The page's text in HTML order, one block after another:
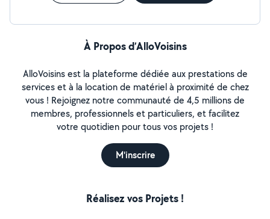
À Propos d’AlloVoisins
AlloVoisins est la plateforme dédiée aux prestations de
services et à la location de matériel à proximité de chez
vous ! Rejoignez notre communauté de 4,5 millions de
membres, professionnels et particuliers, et facilitez
votre quotidien pour tous vos projets !
M'inscrire
Réalisez vos Projets !